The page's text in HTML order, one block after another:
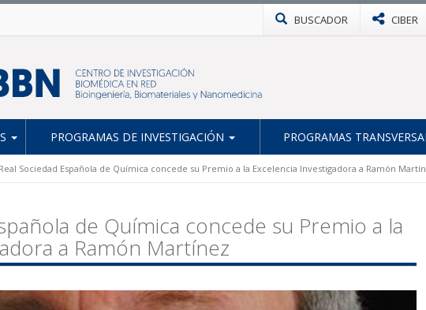
BUSCADOR CIBER
PROGRAMAS DE INVESTIGACIÓN PROGRAMAS
Sociedad Española de Química concede su Premio a la Excelencia Investigadora a Ramón
de Química concede su Premio a la
a Ramón Martínez